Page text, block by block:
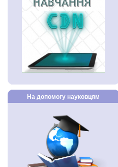
На допомогу науковцям